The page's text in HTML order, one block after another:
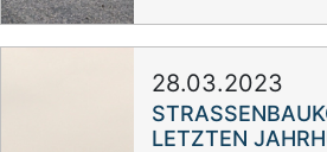
28.03.2023
ETZTEN